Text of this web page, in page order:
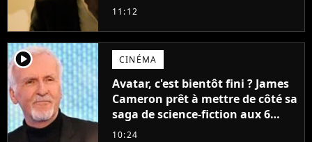
11:12
player2 CINÉMA
Avatar, c'est bientôt fini ? James
Cameron prêt à mettre de côté sa
saga de science-fiction aux 6
milliards de recettes
10:24